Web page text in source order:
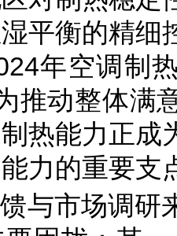
平衡的精细
年空调制
推动整体满
热能力正成
力的重要支
与市场调研